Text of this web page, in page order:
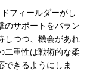
フィールダーがし
のサポートをバラン
しつつ、機会があれ
二重性は戦術的な柔
できるようにしま